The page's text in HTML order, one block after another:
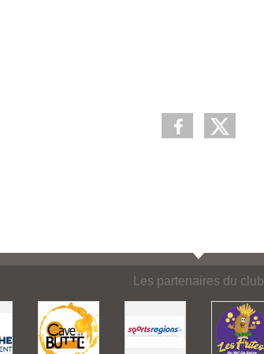
Les partenaires du club